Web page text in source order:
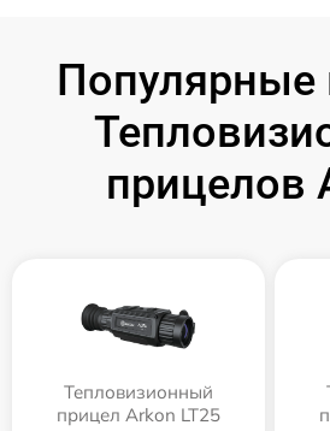
Популярные
прицелов
Тепловизионный
прицел Arkon LT25